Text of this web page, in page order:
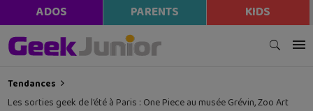
ADOS PARENTS KIDS
Tendances
Les sorties geek de l’été à Paris : One Piece au musée Grévin, Zoo Art